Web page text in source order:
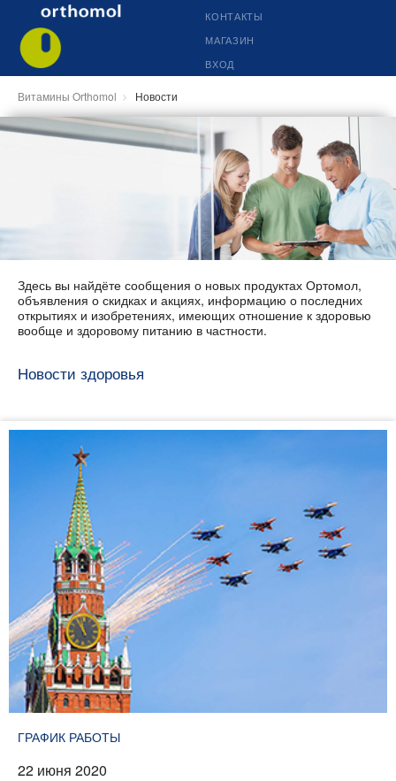
КОНТАКТЫ
МАГАЗИН
ВХОД
Витамины Orthomol Новости
Здесь вы найдёте сообщения о новых продуктах Ортомол,
объявления о скидках и акциях, информацию о последних
открытиях и изобретениях, имеющих отношение к здоровью
вообще и здоровому питанию в частности.
Новости здоровья
ГРАФИК РАБОТЫ
22 июня 2020